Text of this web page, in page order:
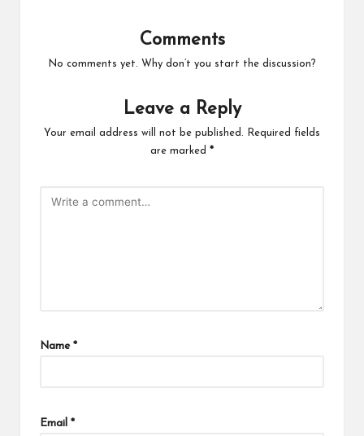
Comments
No comments yet. Why don’t you start the discussion?
Leave a Reply
Your email address will not be published.
Required fields
are marked *
Name *
Email *